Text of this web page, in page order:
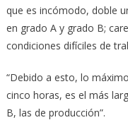
que es incómodo, doble
en grado A y grado B;
condiciones difíciles de
“Debido a esto, lo
cinco horas, es el más
B, las de producción”.